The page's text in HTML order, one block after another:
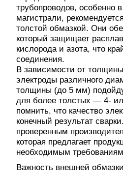
трубопроводов, особенно
магистрали,
толстой обмазкой. Они
который защищает
кислорода и азота, что
соединения.
В зависимости от
электроды различного
толщины (до 5 мм)
для более толстых — 4-
помнить, что качество
конечный результат
проверенным
которая предлагает
необходимым
Важность внешней